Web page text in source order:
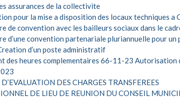
assurances de la collectivite
pour la mise a disposition des locaux techniques a
convention avec les bailleurs sociaux dans le
convention partenariale pluriannuelle pour
d’un poste administratif
heures complementaires 66-11-23 Autorisation
DES CHARGES TRANSFEREES
DE LIEU DE REUNION DU CONSEIL